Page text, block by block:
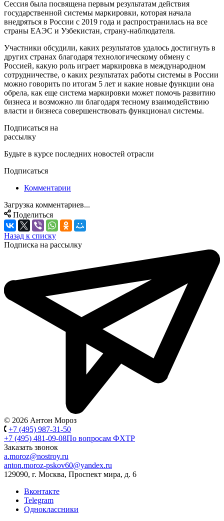
Сессия была посвящена первым результатам действия
государственной системы маркировки, которая начала
внедряться в России с 2019 года и распространилась на все
страны ЕАЭС и Узбекистан, страну-наблюдателя.
Участники обсудили, каких результатов удалось достигнуть в
других странах благодаря технологическому обмену с
Россией, какую роль играет маркировка в международном
сотрудничестве, о каких результатах работы системы в России
можно говорить по итогам 5 лет и какие новые функции она
обрела, как еще система маркировки может помочь развитию
бизнеса и возможно ли благодаря тесному взаимодействию
власти и бизнеса совершенствовать функционал системы.
Подписаться на
рассылку
Будьте в курсе последних новостей отрасли
Подписаться
Комментарии
Загрузка комментариев...
Поделиться
Назад к списку
Подписка на рассылку
© 2026 Антон Мороз
+7 (495) 987-31-50
+7 (495) 481-09-08По вопросам ФХТР
Заказать звонок
a.moroz@nostroy.ru
anton.moroz-pskov60@yandex.ru
129090, г. Москва, Проспект мира, д. 6
Вконтакте
Telegram
Одноклассники